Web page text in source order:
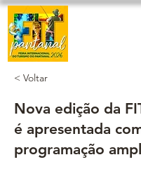
< Voltar
Nova edição da
é apresentada
programação